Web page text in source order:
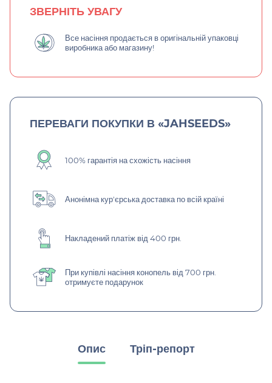
ЗВЕРНІТЬ УВАГУ
Все насіння продається в оригінальній упаковці
виробника або магазину!
ПЕРЕВАГИ ПОКУПКИ В «JAHSEEDS»
100% гарантія на схожість насіння
Анонімна кур'єрська доставка по всій країні
Накладений платіж від 400 грн.
При купівлі насіння конопель від 700 грн.
отримуєте подарунок
Опис Тріп-репорт